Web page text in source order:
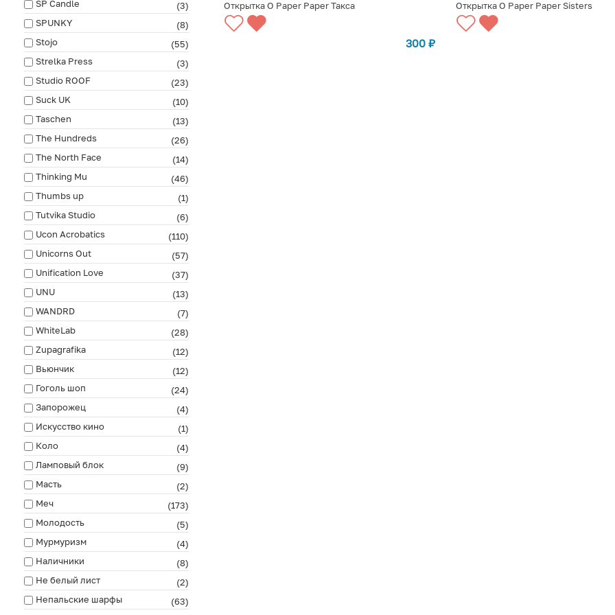
SP Candle
(3)
SPUNKY
(8)
Stojo
(55)
Strelka Press
(3)
Studio ROOF
(23)
Suck UK
(10)
Taschen
(13)
The Hundreds
(26)
The North Face
(14)
Thinking Mu
(46)
Thumbs up
(1)
Tutvika Studio
(6)
Ucon Acrobatics
(110)
Unicorns Out
(57)
Unification Love
(37)
UNU
(13)
WANDRD
(7)
WhiteLab
(28)
Zupagrafika
(12)
Вьюнчик
(12)
Гоголь шоп
(24)
Запорожец
(4)
Искусство кино
(1)
Коло
(4)
Ламповый блок
(9)
Масть
(2)
Меч
(173)
Молодость
(5)
Мурмуризм
(4)
Наличники
(8)
Не белый лист
(2)
Непальские шарфы
(63)
СООБЩИТЬ О ПОСТУПЛЕНИИ
Открытка O Paper Paper Такса
300 ₽
СООБЩИТЬ О ПОСТУПЛЕНИИ
Открытка O Paper Paper Sisters